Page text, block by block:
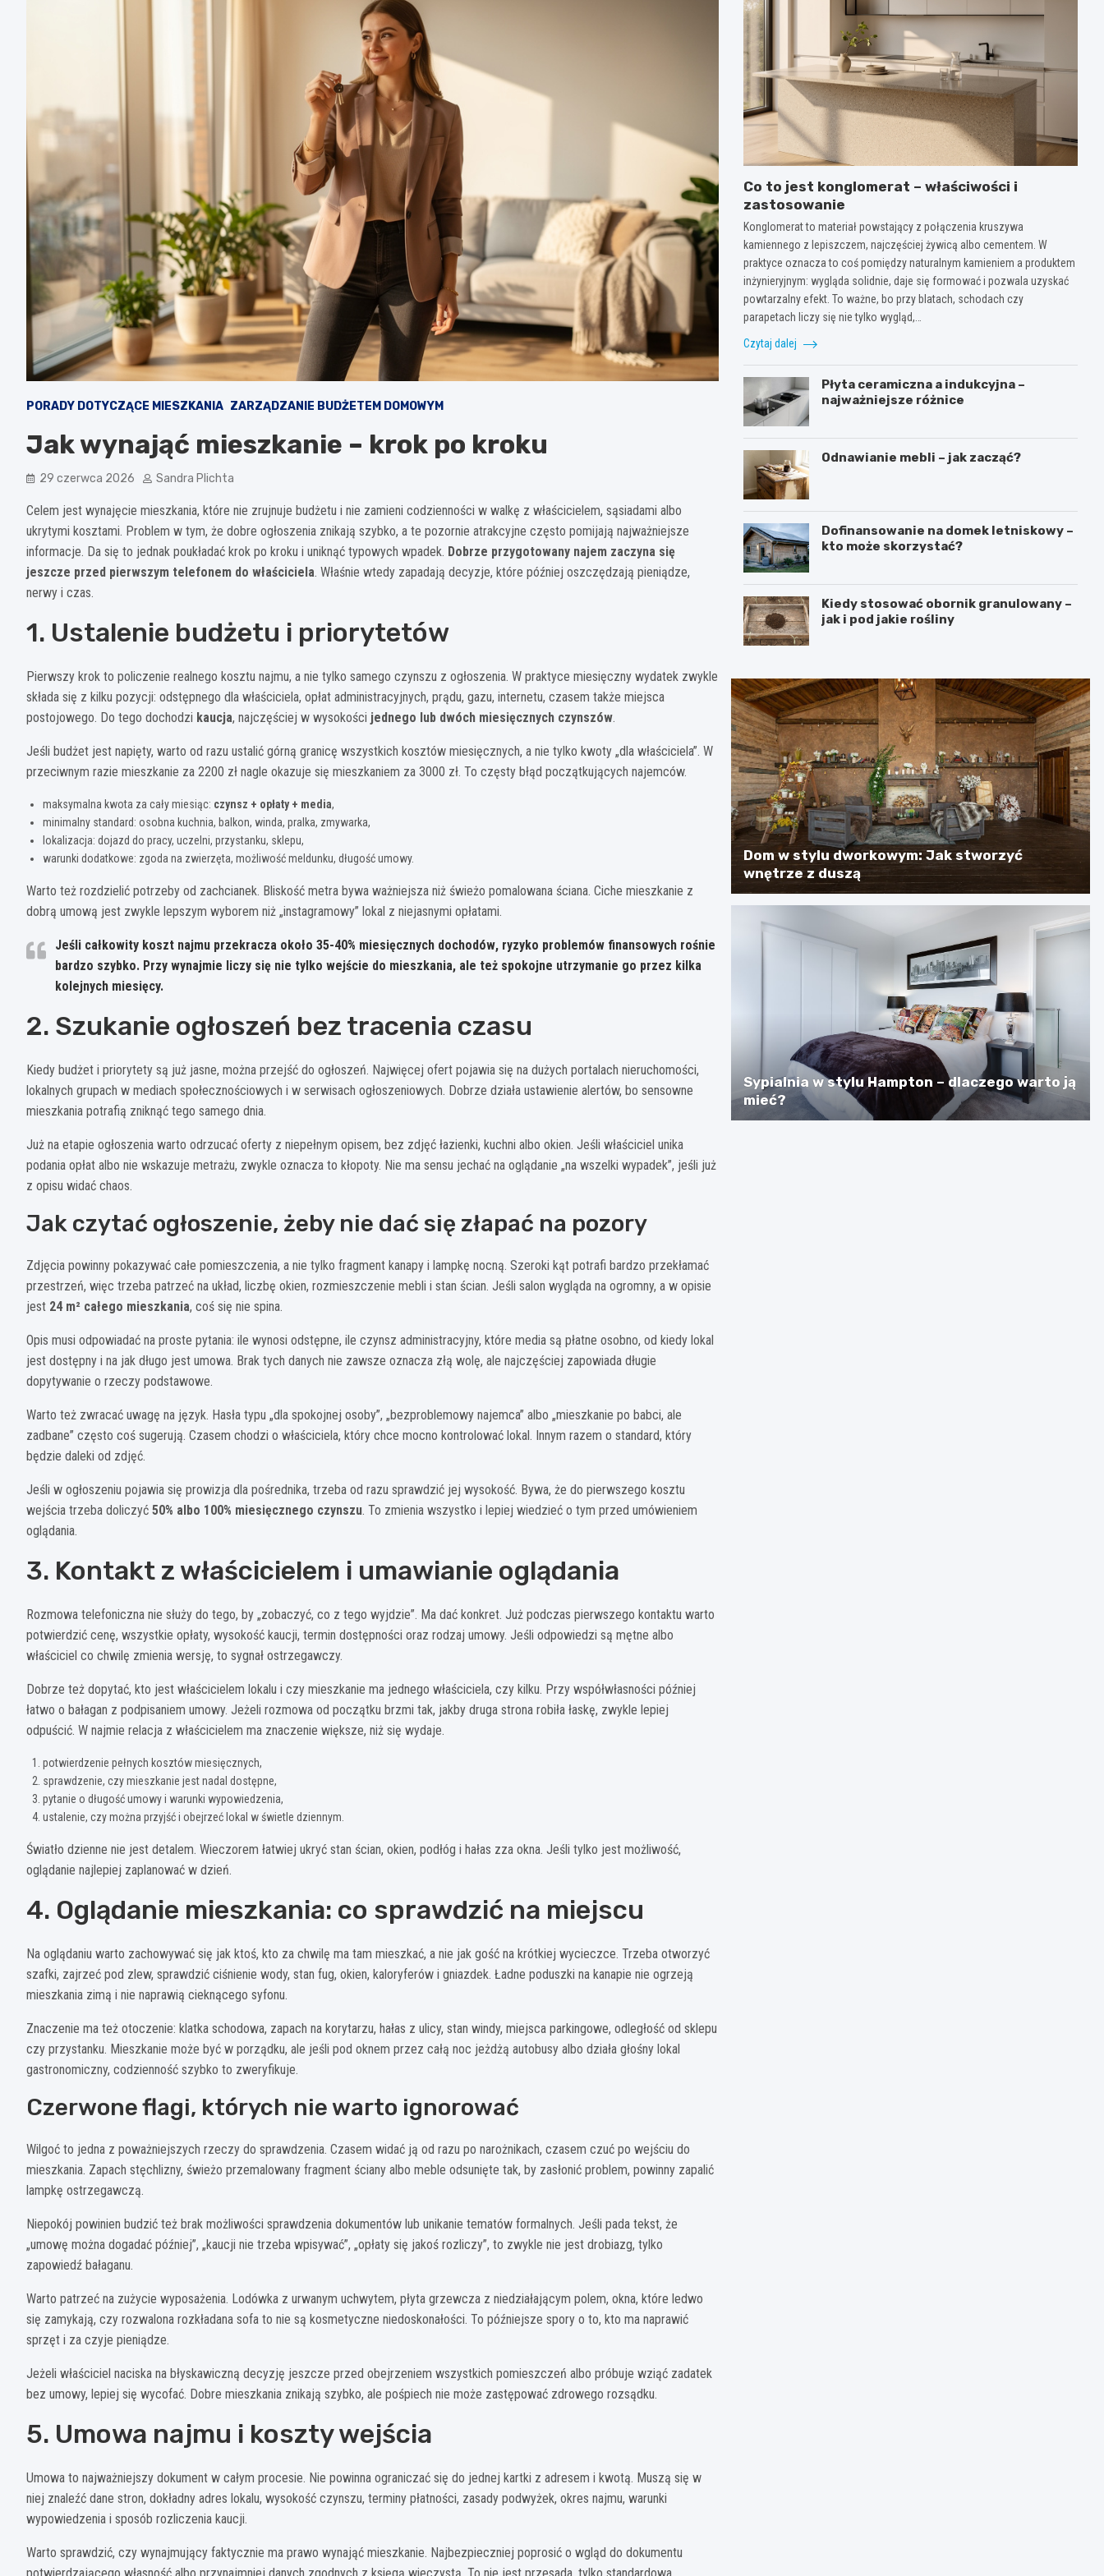
PORADY DOTYCZĄCE MIESZKANIA ZARZĄDZANIE BUDŻETEM DOMOWYM
Jak wynająć mieszkanie – krok po kroku
29 czerwca 2026 Sandra Plichta
Celem jest wynajęcie mieszkania, które nie zrujnuje budżetu i nie zamieni codzienności w walkę z właścicielem, sąsiadami albo
ukrytymi kosztami. Problem w tym, że dobre ogłoszenia znikają szybko, a te pozornie atrakcyjne często pomijają najważniejsze
informacje. Da się to jednak poukładać krok po kroku i uniknąć typowych wpadek. Dobrze przygotowany najem zaczyna się
jeszcze przed pierwszym telefonem do właściciela. Właśnie wtedy zapadają decyzje, które później oszczędzają pieniądze,
nerwy i czas.
1. Ustalenie budżetu i priorytetów
Pierwszy krok to policzenie realnego kosztu najmu, a nie tylko samego czynszu z ogłoszenia. W praktyce miesięczny wydatek zwykle
składa się z kilku pozycji: odstępnego dla właściciela, opłat administracyjnych, prądu, gazu, internetu, czasem także miejsca
postojowego. Do tego dochodzi kaucja, najczęściej w wysokości jednego lub dwóch miesięcznych czynszów.
Jeśli budżet jest napięty, warto od razu ustalić górną granicę wszystkich kosztów miesięcznych, a nie tylko kwoty „dla właściciela”. W
przeciwnym razie mieszkanie za 2200 zł nagle okazuje się mieszkaniem za 3000 zł. To częsty błąd początkujących najemców.
maksymalna kwota za cały miesiąc: czynsz + opłaty + media,
minimalny standard: osobna kuchnia, balkon, winda, pralka, zmywarka,
lokalizacja: dojazd do pracy, uczelni, przystanku, sklepu,
warunki dodatkowe: zgoda na zwierzęta, możliwość meldunku, długość umowy.
Warto też rozdzielić potrzeby od zachcianek. Bliskość metra bywa ważniejsza niż świeżo pomalowana ściana. Ciche mieszkanie z
dobrą umową jest zwykle lepszym wyborem niż „instagramowy” lokal z niejasnymi opłatami.
Jeśli całkowity koszt najmu przekracza około 35-40% miesięcznych dochodów, ryzyko problemów finansowych rośnie
bardzo szybko. Przy wynajmie liczy się nie tylko wejście do mieszkania, ale też spokojne utrzymanie go przez kilka
kolejnych miesięcy.
2. Szukanie ogłoszeń bez tracenia czasu
Kiedy budżet i priorytety są już jasne, można przejść do ogłoszeń. Najwięcej ofert pojawia się na dużych portalach nieruchomości,
lokalnych grupach w mediach społecznościowych i w serwisach ogłoszeniowych. Dobrze działa ustawienie alertów, bo sensowne
mieszkania potrafią zniknąć tego samego dnia.
Już na etapie ogłoszenia warto odrzucać oferty z niepełnym opisem, bez zdjęć łazienki, kuchni albo okien. Jeśli właściciel unika
podania opłat albo nie wskazuje metrażu, zwykle oznacza to kłopoty. Nie ma sensu jechać na oglądanie „na wszelki wypadek”, jeśli już
z opisu widać chaos.
Jak czytać ogłoszenie, żeby nie dać się złapać na pozory
Zdjęcia powinny pokazywać całe pomieszczenia, a nie tylko fragment kanapy i lampkę nocną. Szeroki kąt potrafi bardzo przekłamać
przestrzeń, więc trzeba patrzeć na układ, liczbę okien, rozmieszczenie mebli i stan ścian. Jeśli salon wygląda na ogromny, a w opisie
jest 24 m² całego mieszkania, coś się nie spina.
Opis musi odpowiadać na proste pytania: ile wynosi odstępne, ile czynsz administracyjny, które media są płatne osobno, od kiedy lokal
jest dostępny i na jak długo jest umowa. Brak tych danych nie zawsze oznacza złą wolę, ale najczęściej zapowiada długie
dopytywanie o rzeczy podstawowe.
Warto też zwracać uwagę na język. Hasła typu „dla spokojnej osoby”, „bezproblemowy najemca” albo „mieszkanie po babci, ale
zadbane” często coś sugerują. Czasem chodzi o właściciela, który chce mocno kontrolować lokal. Innym razem o standard, który
będzie daleki od zdjęć.
Jeśli w ogłoszeniu pojawia się prowizja dla pośrednika, trzeba od razu sprawdzić jej wysokość. Bywa, że do pierwszego kosztu
wejścia trzeba doliczyć 50% albo 100% miesięcznego czynszu. To zmienia wszystko i lepiej wiedzieć o tym przed umówieniem
oglądania.
3. Kontakt z właścicielem i umawianie oglądania
Rozmowa telefoniczna nie służy do tego, by „zobaczyć, co z tego wyjdzie”. Ma dać konkret. Już podczas pierwszego kontaktu warto
potwierdzić cenę, wszystkie opłaty, wysokość kaucji, termin dostępności oraz rodzaj umowy. Jeśli odpowiedzi są mętne albo
właściciel co chwilę zmienia wersję, to sygnał ostrzegawczy.
Dobrze też dopytać, kto jest właścicielem lokalu i czy mieszkanie ma jednego właściciela, czy kilku. Przy współwłasności później
łatwo o bałagan z podpisaniem umowy. Jeżeli rozmowa od początku brzmi tak, jakby druga strona robiła łaskę, zwykle lepiej
odpuścić. W najmie relacja z właścicielem ma znaczenie większe, niż się wydaje.
potwierdzenie pełnych kosztów miesięcznych,
sprawdzenie, czy mieszkanie jest nadal dostępne,
pytanie o długość umowy i warunki wypowiedzenia,
ustalenie, czy można przyjść i obejrzeć lokal w świetle dziennym.
Światło dzienne nie jest detalem. Wieczorem łatwiej ukryć stan ścian, okien, podłóg i hałas zza okna. Jeśli tylko jest możliwość,
oglądanie najlepiej zaplanować w dzień.
4. Oglądanie mieszkania: co sprawdzić na miejscu
Na oglądaniu warto zachowywać się jak ktoś, kto za chwilę ma tam mieszkać, a nie jak gość na krótkiej wycieczce. Trzeba otworzyć
szafki, zajrzeć pod zlew, sprawdzić ciśnienie wody, stan fug, okien, kaloryferów i gniazdek. Ładne poduszki na kanapie nie ogrzeją
mieszkania zimą i nie naprawią cieknącego syfonu.
Znaczenie ma też otoczenie: klatka schodowa, zapach na korytarzu, hałas z ulicy, stan windy, miejsca parkingowe, odległość od sklepu
czy przystanku. Mieszkanie może być w porządku, ale jeśli pod oknem przez całą noc jeżdżą autobusy albo działa głośny lokal
gastronomiczny, codzienność szybko to zweryfikuje.
Czerwone flagi, których nie warto ignorować
Wilgoć to jedna z poważniejszych rzeczy do sprawdzenia. Czasem widać ją od razu po narożnikach, czasem czuć po wejściu do
mieszkania. Zapach stęchlizny, świeżo przemalowany fragment ściany albo meble odsunięte tak, by zasłonić problem, powinny zapalić
lampkę ostrzegawczą.
Niepokój powinien budzić też brak możliwości sprawdzenia dokumentów lub unikanie tematów formalnych. Jeśli pada tekst, że
„umowę można dogadać później”, „kaucji nie trzeba wpisywać”, „opłaty się jakoś rozliczy”, to zwykle nie jest drobiazg, tylko
zapowiedź bałaganu.
Warto patrzeć na zużycie wyposażenia. Lodówka z urwanym uchwytem, płyta grzewcza z niedziałającym polem, okna, które ledwo
się zamykają, czy rozwalona rozkładana sofa to nie są kosmetyczne niedoskonałości. To późniejsze spory o to, kto ma naprawić
sprzęt i za czyje pieniądze.
Jeżeli właściciel naciska na błyskawiczną decyzję jeszcze przed obejrzeniem wszystkich pomieszczeń albo próbuje wziąć zadatek
bez umowy, lepiej się wycofać. Dobre mieszkania znikają szybko, ale pośpiech nie może zastępować zdrowego rozsądku.
5. Umowa najmu i koszty wejścia
Umowa to najważniejszy dokument w całym procesie. Nie powinna ograniczać się do jednej kartki z adresem i kwotą. Muszą się w
niej znaleźć dane stron, dokładny adres lokalu, wysokość czynszu, terminy płatności, zasady podwyżek, okres najmu, warunki
wypowiedzenia i sposób rozliczenia kaucji.
Warto sprawdzić, czy wynajmujący faktycznie ma prawo wynająć mieszkanie. Najbezpieczniej poprosić o wgląd do dokumentu
Co to jest konglomerat – właściwości i
zastosowanie
Konglomerat to materiał powstający z połączenia kruszywa
kamiennego z lepiszczem, najczęściej żywicą albo cementem. W
praktyce oznacza to coś pomiędzy naturalnym kamieniem a produktem
inżynieryjnym: wygląda solidnie, daje się formować i pozwala uzyskać
powtarzalny efekt. To ważne, bo przy blatach, schodach czy
parapetach liczy się nie tylko wygląd,…
Czytaj dalej
Płyta ceramiczna a indukcyjna –
najważniejsze różnice
Odnawianie mebli – jak zacząć?
Dofinansowanie na domek letniskowy –
kto może skorzystać?
Kiedy stosować obornik granulowany –
jak i pod jakie rośliny
Dom w stylu dworkowym: Jak stworzyć
wnętrze z duszą
Sypialnia w stylu Hampton – dlaczego warto ją
mieć?